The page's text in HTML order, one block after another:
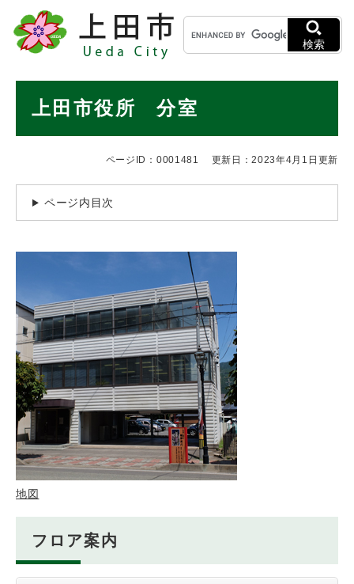
メニューを飛ばして本文へ
キ
ー
ワ
検
検索
上田市役所 分室
ページID：0001481 更新日：2023年4月1日更新
ページ内目次
地図
フロア案内